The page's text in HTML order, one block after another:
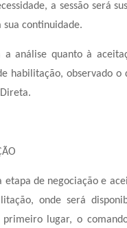
a sessão será
sua continuidade.
a análise quanto à
habilitação, observado o
etapa de negociação e
onde será
primeiro lugar, o